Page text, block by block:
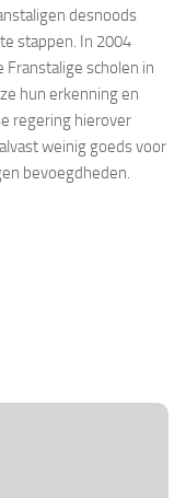
desnoods
stappen. In 2004
Franstalige scholen in
hun erkenning en
regering hierover
weinig goeds voor
bevoegdheden.